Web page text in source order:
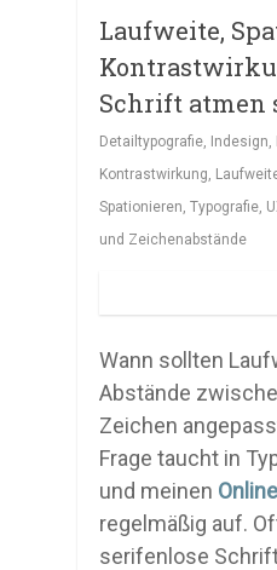
Laufweite,
Schrift atmen
Detailtypografie Indesign
Kontrastwirkung
Spationieren Typografie
und Zeichenabstände
Wann sollten
Abstände
Zeichen
Frage taucht in
und meinen
regelmäßig auf.
serifenlose